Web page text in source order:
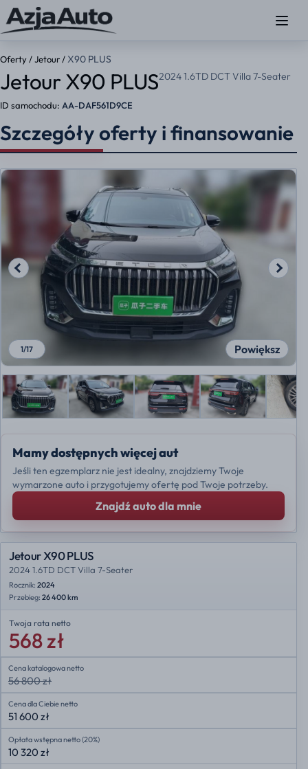
Oferty /Jetour /X90 PLUS
Jetour X90 PLUS2024 1.6TD DCT Villa 7-Seater
ID samochodu: AA-DAF561D9CE
Szczegóły oferty i finansowanie
Powiększ
1/17
Mamy dostępnych więcej aut
Jeśli ten egzemplarz nie jest idealny, znajdziemy Twoje
wymarzone auto i przygotujemy ofertę pod Twoje potrzeby.
Znajdź auto dla mnie
Jetour X90 PLUS
2024 1.6TD DCT Villa 7-Seater
Rocznik: 2024
Przebieg: 26 400 km
Twoja rata netto
568 zł
Cena katalogowa netto
56 800 zł
Cena dla Ciebie netto
51 600 zł
Opłata wstępna netto (20%)
10 320 zł